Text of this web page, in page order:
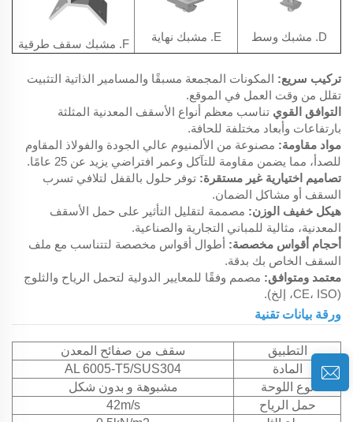
D. مشبك وسط E. مشبك نهاية
F. مشبك سقف طرقية
تركيب سريع: المكونات المجمعة مسبقًا والمسامير الذاتية التثبيت
تقلل من وقت العمل في الموقع.
التوافق القوي تناسب معظم أنواع الأسقف المعدنية المثلثة
بارتفاعات وأبعاد مختلفة للحافة.
مواد مقاومة: مصنوعة من الألمنيوم عالي الجودة والفولاذ المقاوم
للصدأ، مما يضمن مقاومة للتآكل وعمر افتراضي يزيد عن 25 عامًا.
تصاميم اختيارية غير مستقرة: توفر حلول بالقفل لتلافي تسرب
السقف أو مشاكل الضمان.
هيكل خفيف الوزن: مصممة لتقليل التأثير على حمل الأسقف
المعدنية، مثالية للمباني التجارية والصناعية.
أحجام أقواس مخصصة: أطوال أقواس مخصصة لتتناسب مع ملف
السقف الخاص بك بدقة.
معتمد ومتوافق: مصمم وفقًا للمعايير الدولية لتحمل الرياح والثلوج
(CE، ISO، إلخ).
ورقة بيانات تقنية
التطبيق
سقف من صفائح المعدن
المادة
AL 6005-T5/SUS304
نوع اللوحة
مشبوهة و بدون شكل
حمل الرياح
42m/s